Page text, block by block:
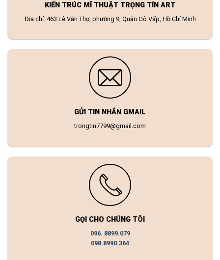
KIẾN TRÚC MĨ THUẬT TRỌNG TÍN ART
Địa chỉ: 463 Lê Văn Thọ, phường 9, Quận Gò Vấp, Hồ Chí Minh
GỬI TIN NHẮN GMAIL
trongtin7799@gmail.com
GỌI CHO CHÚNG TÔI
096. 8899.079
098.8990.364